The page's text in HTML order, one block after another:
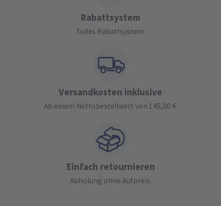
Rabattsystem
Tolles Rabattsystem.
Versandkosten inklusive
Ab einem Nettobestellwert von 145,00 €.
Einfach retournieren
Abholung ohne Aufpreis.